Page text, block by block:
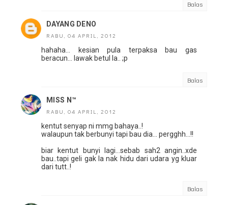
Balas
DAYANG DENO
RABU, 04 APRIL, 2012
hahaha... kesian pula terpaksa bau gas
beracun... lawak betul la.. ;p
Balas
MISS N™
RABU, 04 APRIL, 2012
kentut senyap ni mmg bahaya..!
walaupun tak berbunyi tapi bau dia... pergghh...!!
biar kentut bunyi lagi...sebab sah2 angin..xde
bau..tapi geli gak la nak hidu dari udara yg kluar
dari tutt..!
Balas